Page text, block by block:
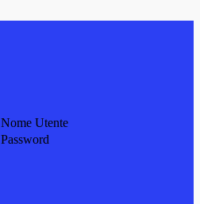
Nome Utente
Password